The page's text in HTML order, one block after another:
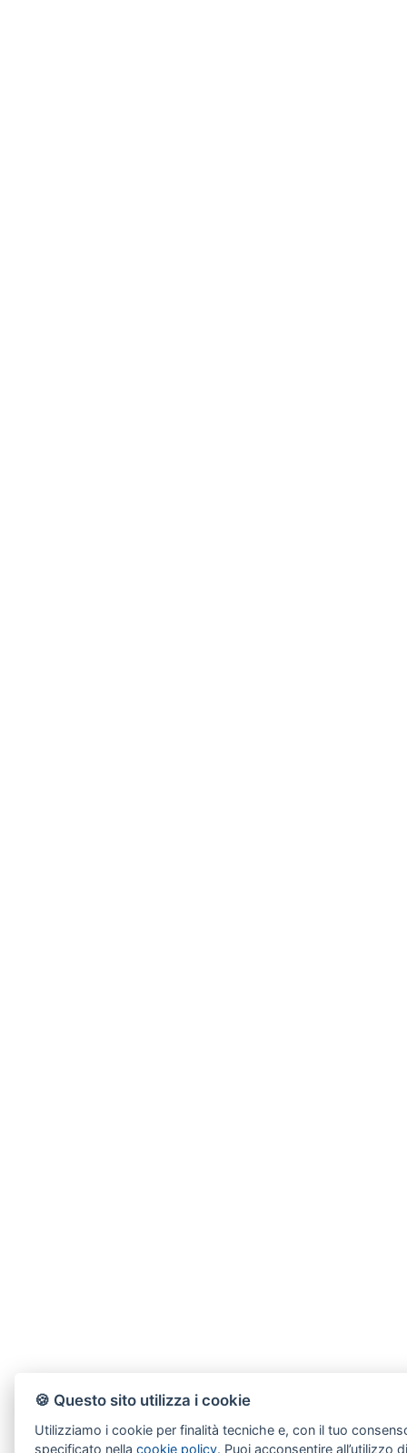
🍪 Questo sito utilizza i cookie
Utilizziamo i cookie per finalità tecniche e, con il tuo
specificato nellacookie policy. Puoi acconsentire all’utilizzo